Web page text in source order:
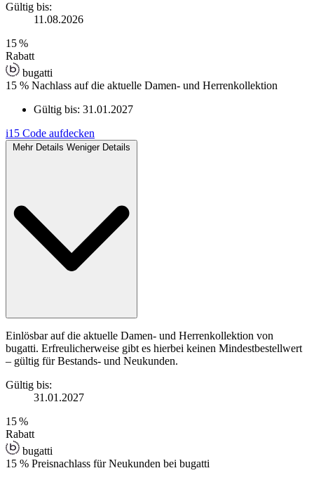
Gültig bis:
11.08.2026
15 %
Rabatt
bugatti
15 % Nachlass auf die aktuelle Damen- und Herrenkollektion
Gültig bis: 31.01.2027
i15 Code aufdecken
Mehr Details Weniger Details
Einlösbar auf die aktuelle Damen- und Herrenkollektion von
bugatti. Erfreulicherweise gibt es hierbei keinen Mindestbestellwert
– gültig für Bestands- und Neukunden.
Gültig bis:
31.01.2027
15 %
Rabatt
bugatti
15 % Preisnachlass für Neukunden bei bugatti